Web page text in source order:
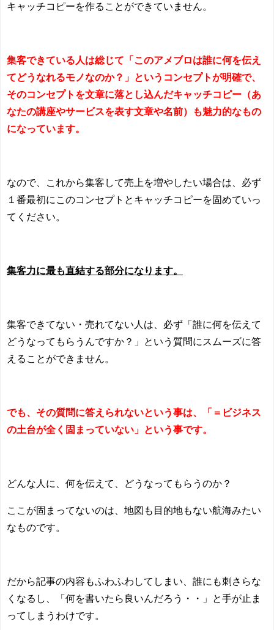
キャッチコピーを作ることができていません。
集客できている人は総じて 「このアメブロは誰に何を伝え
てどうなれるモノなのか？」
というコンセプトが明確で、
そのコンセプトを文章に落とし込んだキャッチコピー（あ
なたの講座やサービスを表す文章や名前）も魅力的なもの
になっています。
なので、これから集客して売上を増やしたい場合は、必ず
１番最初にこのコンセプトとキャッチコピーを固めていっ
てください。
集客力に最も直結する部分になります。
集客できてない・売れてない人は、必ず「誰に何を伝えて
どうなってもらうんですか？」という質問にスムーズに答
えることができません。
でも、その質問に答えられないという事は、「＝ビジネス
の土台が全く固まっていない」という事です。
どんな人に、何を伝えて、どうなってもらうのか？
ここが固まってないのは、地図も目的地もない航海みたい
なものです。
だから記事の内容もふわふわしてしまい、誰にも刺さらな
くなるし、「何を書いたら良いんだろう・・」と手が止ま
ってしまうわけです。